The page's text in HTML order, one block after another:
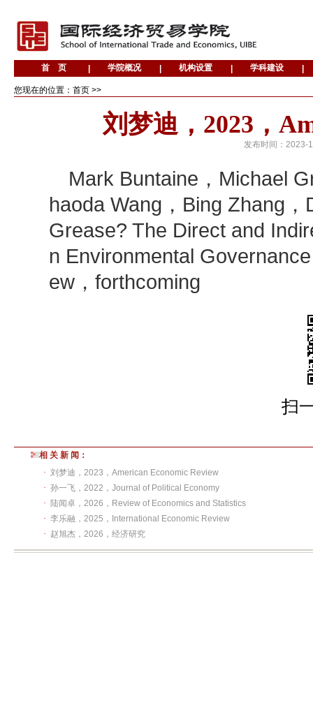
您现在的位置：首页 >>
刘梦迪，2023，
发布时间： 2023-
Mark Buntaine，Michael
haoda Wang，Bing Zhang
Grease? The Direct and
n Environmental
ew，forthcoming
扫
相 关 新 闻：